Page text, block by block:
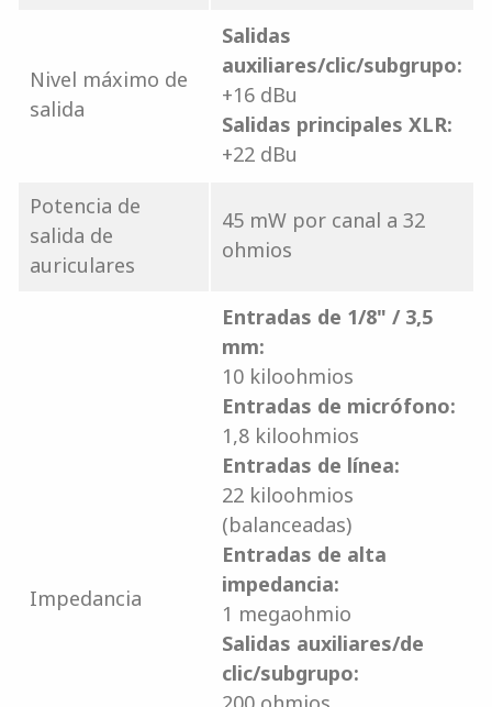
Nivel máximo de
salida
Salidas
auxiliares/clic/subgrupo:
+16 dBu
Salidas principales XLR:
+22 dBu
Potencia de
salida de
auriculares
45 mW por canal a 32
ohmios
Impedancia
Entradas de 1/8" / 3,5
mm:
10 kiloohmios
Entradas de micrófono:
1,8 kiloohmios
Entradas de línea:
22 kiloohmios
(balanceadas)
Entradas de alta
impedancia:
1 megaohmio
Salidas auxiliares/de
clic/subgrupo: